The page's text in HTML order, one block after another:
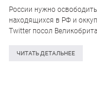
России нужно
находящихся в РФ и
Twitter посол
заключении в не
ЧИТАТЬ ДЕТАЛЬНЕЕ